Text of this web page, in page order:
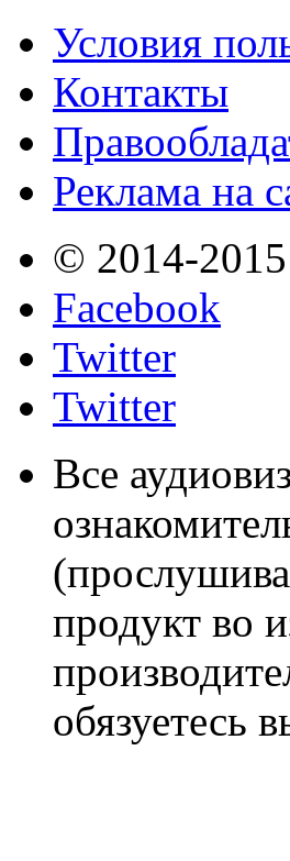
Условия
Контакты
Реклама на
© 2014-
Facebook
Twitter
Twitter
Все
продукт во
обязуетесь